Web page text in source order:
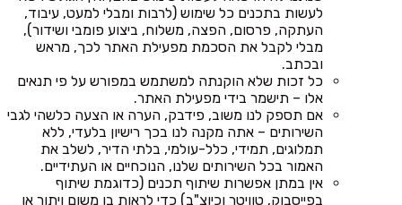
לעשות בתכנים כל שימוש (לרבות ומבלי למעט, עיבוד,
העתקה, פרסום, הפצה, משלוח, ביצוע פומבי ושידור),
מבלי לקבל את הסכמת מפעילת האתר לכך, מראש
ובכתב.
כל זכות שלא הוקנתה למשתמש במפורש על פי תנאים
אלו – תישמר בידי מפעילת האתר.
אם תספק לנו משוב, פידבק, הערה או הצעה כלשהי לגבי
השירותים – אתה מקנה לנו בכך רישיון בלעדי, ללא
תמלוגים, תמידי, כלל-עולמי, בלתי הדיר, לשלב את
האמור בכל השירותים שלנו, הנוכחיים או העתידיים.
אין במתן אפשרות שיתוף תכנים (כדוגמת שיתוף
בפייסבוק, טוויטר וכיוצ"ב) כדי לראות בו משום ויתור או